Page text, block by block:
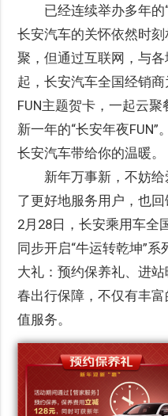
已经连续举办多年的“
长安汽车的关怀依然时
聚，但通过互联网，与
起，长安汽车全国经销
FUN主题贺卡，一起云
新一年的“长安年夜
长安汽车带给你的温暖。
新年万事新，不妨给
了更好地服务用户，也
2月28日，长安乘用车全
同步开启“牛运转乾坤”
大礼：预约保养礼、进
春出行保障，不仅有丰
值服务。